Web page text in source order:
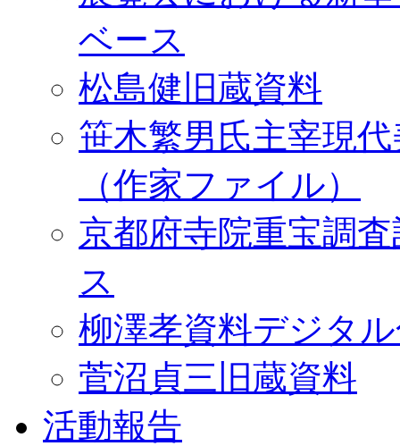
ベース
松島健旧蔵資料
笹木繁男氏主宰現
（作家ファイル）
京都府寺院重宝調
ス
柳澤孝資料デジタ
菅沼貞三旧蔵資料
活動報告